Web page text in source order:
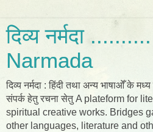
दिव्य नर्मदा
Narmada
दिव्य नर्मदा : हिंदी तथा अन्य भाषाओँ के
संपर्क हेतु रचना सेतु A plateform for
spiritual creative works. Bridges
other languages, literature and